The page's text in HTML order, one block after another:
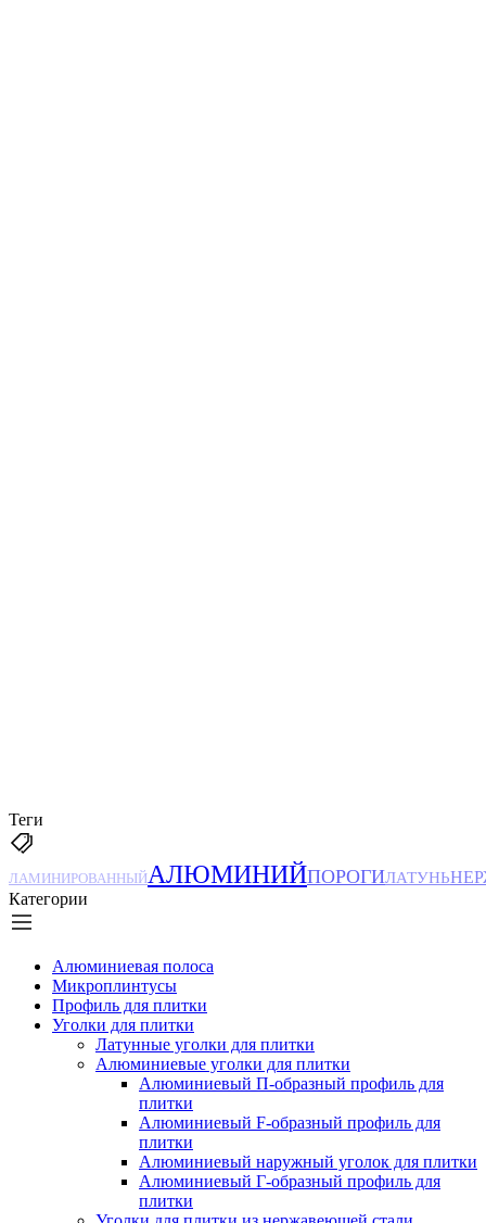
Теги
ЛАМИНИРОВАННЫЙАЛЮМИНИЙПОРОГИЛАТУНЬ
Категории
Алюминиевая полоса
Микроплинтусы
Профиль для плитки
Уголки для плитки
Латунные уголки для плитки
Алюминиевые уголки для плитки
Алюминиевый П-образный профиль для
плитки
Алюминиевый F-образный профиль для
плитки
Алюминиевый наружный уголок для плитки
Алюминиевый Г-образный профиль для
плитки